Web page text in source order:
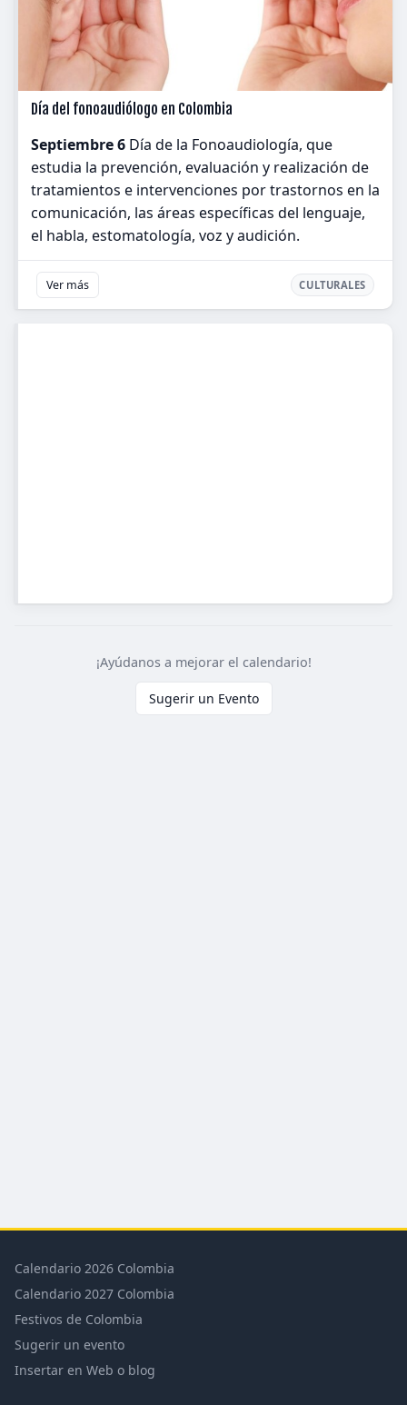
Día del fonoaudiólogo en Colombia
Septiembre 6 Día de la Fonoaudiología, que
estudia la prevención, evaluación y realización de
tratamientos e intervenciones por trastornos en la
comunicación, las áreas específicas del lenguaje,
el habla, estomatología, voz y audición.
Ver más CULTURALES
¡Ayúdanos a mejorar el calendario!
Sugerir un Evento
Calendario 2026 Colombia
Calendario 2027 Colombia
Festivos de Colombia
Sugerir un evento
Insertar en Web o blog